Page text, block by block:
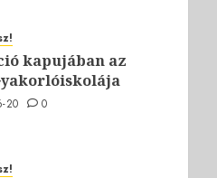
kapujában az
20 0